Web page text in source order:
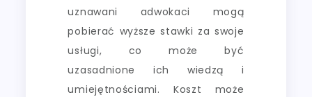
uznawani adwokaci mogą
pobierać wyższe stawki za swoje
usługi, co może być
uzasadnione ich wiedzą i
umiejętnościami. Koszt może